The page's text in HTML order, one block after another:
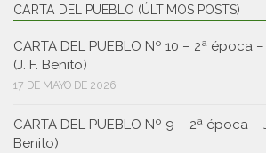
CARTA DEL PUEBLO (ÚLTIMOS POSTS)
CARTA DEL PUEBLO Nº 10 – 2ª época
(J. F. Benito)
17 DE MAYO DE 2026
CARTA DEL PUEBLO Nº 9 – 2ª época –
Benito)